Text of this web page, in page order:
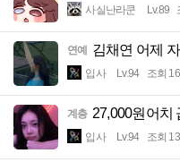
사실난라쿤 Lv.89
연예 김채연 어제
입사 Lv.94 조회
계층 27,000원어치
입사 Lv.94 조회